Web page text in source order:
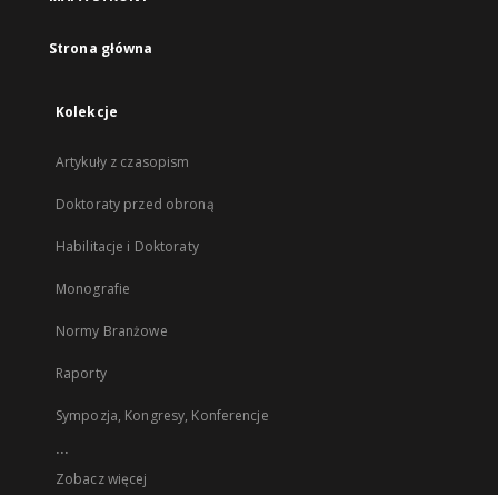
Strona główna
Kolekcje
Artykuły z czasopism
Doktoraty przed obroną
Habilitacje i Doktoraty
Monografie
Normy Branżowe
Raporty
Sympozja, Kongresy, Konferencje
...
Zobacz więcej